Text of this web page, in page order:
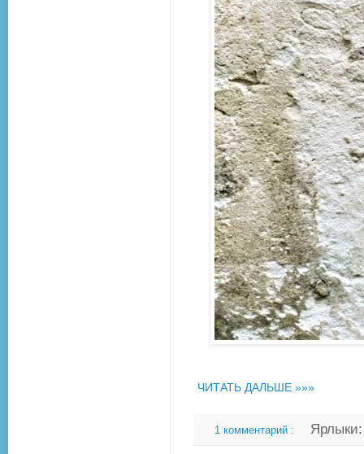
ЧИТАТЬ ДАЛЬШЕ »»»
1 комментарий :